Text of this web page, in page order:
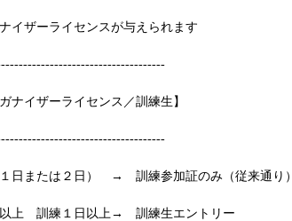
イザーライセンスが与えられます
ナイザーライセンス／訓練生】
日または２日）　→　訓練参加証のみ（従来通り）
上　訓練１日以上→　訓練生エントリー